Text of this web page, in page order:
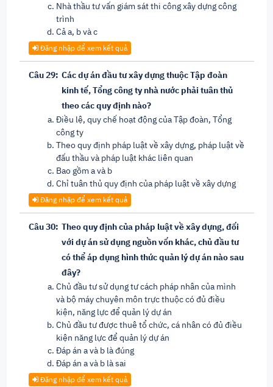
Nhà thầu tư vấn giám sát thi công xây dựng công
trình
Cả a, b và c
Đăng nhập để xem kết quả
Câu 29: Các dự án đầu tư xây dựng thuộc Tập đoàn
kinh tế, Tổng công ty nhà nước phải tuân thủ
theo các quy định nào?
Điều lệ, quy chế hoạt động của Tập đoàn, Tổng
công ty
Theo quy định pháp luật về xây dựng, pháp luật về
đấu thầu và pháp luật khác liên quan
Bao gồm a và b
Chỉ tuân thủ quy định của pháp luật về xây dựng
Đăng nhập để xem kết quả
Câu 30: Theo quy định của pháp luật về xây dựng, đối
với dự án sử dụng nguồn vốn khác, chủ đầu tư
có thể áp dụng hình thức quản lý dự án nào sau
đây?
Chủ đầu tư sử dụng tư cách pháp nhân của mình
và bộ máy chuyên môn trực thuộc có đủ điều
kiện, năng lực để quản lý dự án
Chủ đầu tư được thuê tổ chức, cá nhân có đủ điều
kiện năng lực để quản lý dự án
Đáp án a và b là đúng
Đáp án a và b là sai
Đăng nhập để xem kết quả